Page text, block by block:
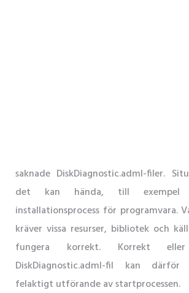
saknade DiskDiagnostic.adml-filer.
det kan hända, till exempel
installationsprocess för programvara.
kräver vissa resurser, bibliotek och
fungera korrekt. Korrekt
DiskDiagnostic.adml-fil kan
felaktigt utförande av startprocessen.